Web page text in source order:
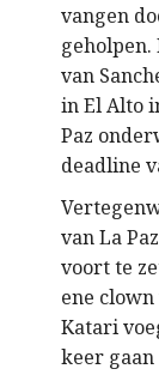
vangen
van
in El Alto
Paz
deadline
van La
voort te
ene
Katari
keer gaan